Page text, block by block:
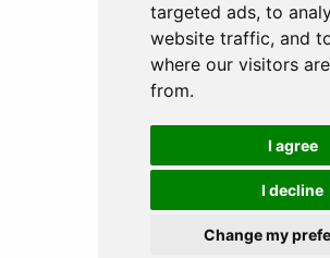
targeted ads, to
website traffic, and
where our visitors
from.
I agree
I decline
Change my
6 EXPÉRIENCES